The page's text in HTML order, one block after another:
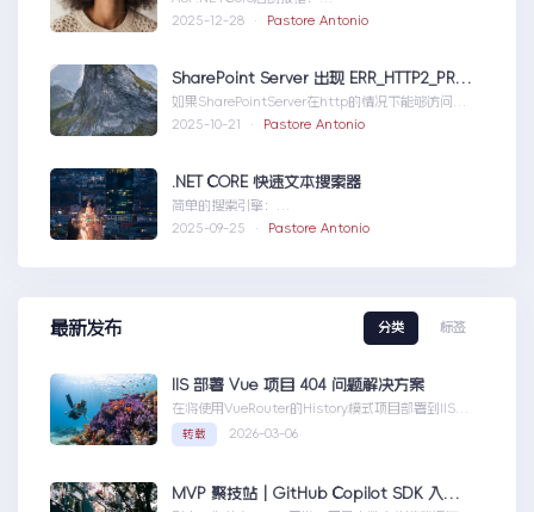
DirectoryNotFoundExceptionwwwroo...aspnet-
2025-12-28 · Pastore Antonio
SharePoint Server 出现 ERR_HTTP2_PROTOCOL_ERROR
如果SharePointServer在http的情况下能够访问，
但是在https下不能访问报错如...SharePointServer
2025-10-21 · Pastore Antonio
.NET CORE 快速文本搜索器
简单的搜索引擎：
usingSystem;usingSystem.Collections.Gen....N
2025-09-25 · Pastore Antonio
最新发布 分类 标签
IIS 部署 Vue 项目 404 问题解决方案
在将使用VueRouter的History模式项目部署到IIS
时，可能会遇到刷新页面或...IIS部署Vue项目404问
题解决方案
转载 2026-03-06
MVP 聚技站｜GitHub Copilot SDK 入门：五分钟构建你的第一个 AI Agent